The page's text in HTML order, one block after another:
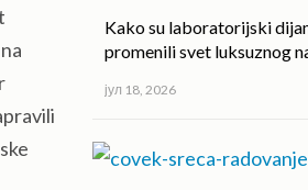
Kako su laboratorijski
promenili svet luksuznog
јул 18, 2026